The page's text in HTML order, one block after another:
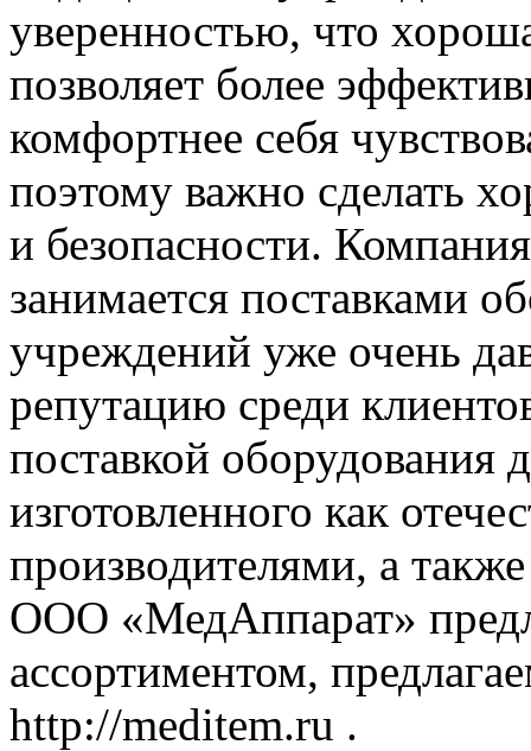
уверенностью, что
позволяет более
комфортнее себя
поэтому важно сделать
и безопасности.
занимается поставками
учреждений уже очень
репутацию среди
поставкой
изготовленного как
производителями, а
ООО «МедАппарат»
ассортиментом,
http://meditem.ru .